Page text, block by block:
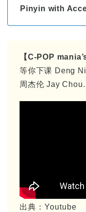
Pinyin with
【C-POP
等你下课 Deng
周杰伦 Jay Chou.
出典：Youtube